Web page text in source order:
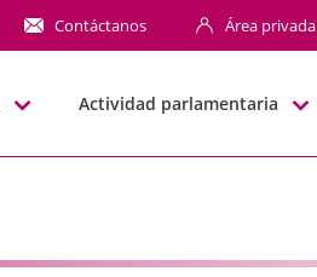
Contáctanos Área privada
Actividad parlamentaria